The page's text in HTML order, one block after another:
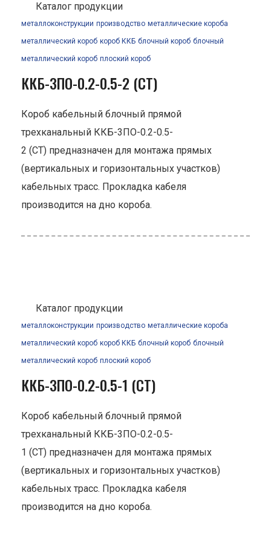
Каталог продукции
металлоконструкции производство металлические короба
металлический короб короб ККБ блочный короб блочный
металлический короб плоский короб
ККБ-3ПО-0.2-0.5-2 (СТ)
Короб кабельный блочный прямой
трехканальный ККБ-3ПО-0.2-0.5-
2 (СТ) предназначен для монтажа прямых
(вертикальных и горизонтальных участков)
кабельных трасс. Прокладка кабеля
производится на дно короба.
Каталог продукции
металлоконструкции производство металлические короба
металлический короб короб ККБ блочный короб блочный
металлический короб плоский короб
ККБ-3ПО-0.2-0.5-1 (СТ)
Короб кабельный блочный прямой
трехканальный ККБ-3ПО-0.2-0.5-
1 (СТ) предназначен для монтажа прямых
(вертикальных и горизонтальных участков)
кабельных трасс. Прокладка кабеля
производится на дно короба.